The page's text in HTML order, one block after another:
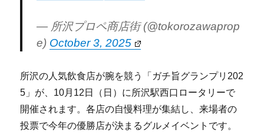
— 所沢プロペ商店街 (@tokorozawaprop
e) October 3, 2025
所沢の人気飲食店が腕を競う「ガチ旨グランプリ202
5」が、10月12日（日）に所沢駅西口ロータリーで
開催されます。各店の自慢料理が集結し、来場者の
投票で今年の優勝店が決まるグルメイベントです。